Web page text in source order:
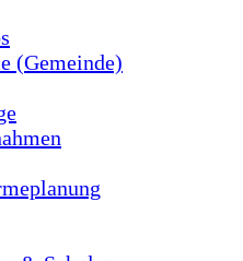
(Gemeinde)